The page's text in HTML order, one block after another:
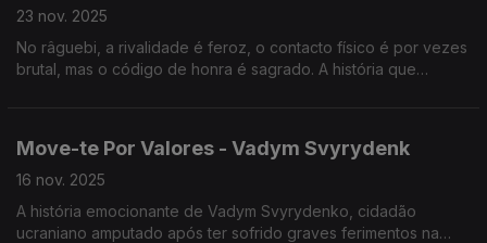
23 nov. 2025
No râguebi, a rivalidade é feroz, o contacto físico é por vezes
brutal, mas o código de honra é sagrado. A história que
Move-te Por Valores - Vadym Svyrydenk
16 nov. 2025
A história emocionante de Vadym Svyrydenko, cidadão
ucraniano amputado após ter sofrido graves ferimentos na